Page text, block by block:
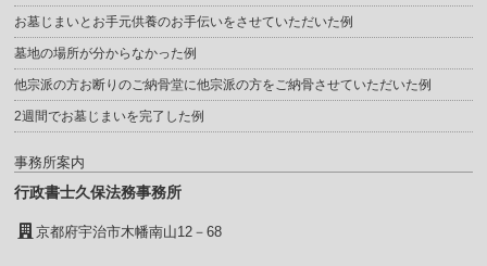
お墓じまいとお手元供養のお手伝いをさせていただいた例
墓地の場所が分からなかった例
他宗派の方お断りのご納骨堂に他宗派の方をご納骨させていただいた例
2週間でお墓じまいを完了した例
事務所案内
行政書士久保法務事務所
京都府宇治市木幡南山12－68